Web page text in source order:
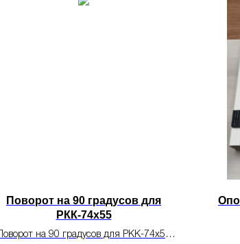
Поворот на 90 градусов для
РКК-74х55
Поворот на 90 градусов для РКК-74х55